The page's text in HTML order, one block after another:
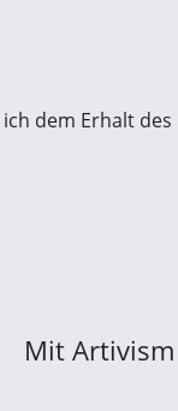
dem Erhalt des
Mit